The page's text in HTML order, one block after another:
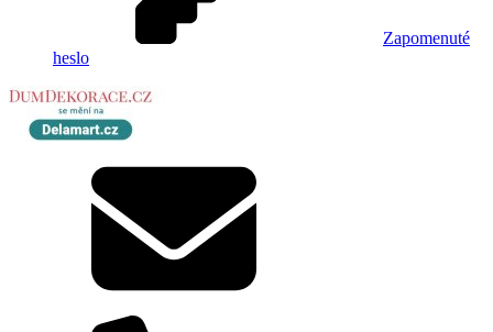
Zapomenuté
heslo